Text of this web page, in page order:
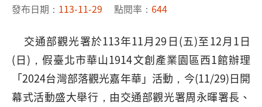
發布日期： 113-11-29 點閱率： 644
交通部觀光署於113年11月29日(五)至12月1日
(日)，假臺北市華山1914文創產業園區西1館辦理
「2024台灣部落觀光嘉年華」活動，今(11/29)日開
幕式活動盛大舉行，由交通部觀光署周永暉署長、